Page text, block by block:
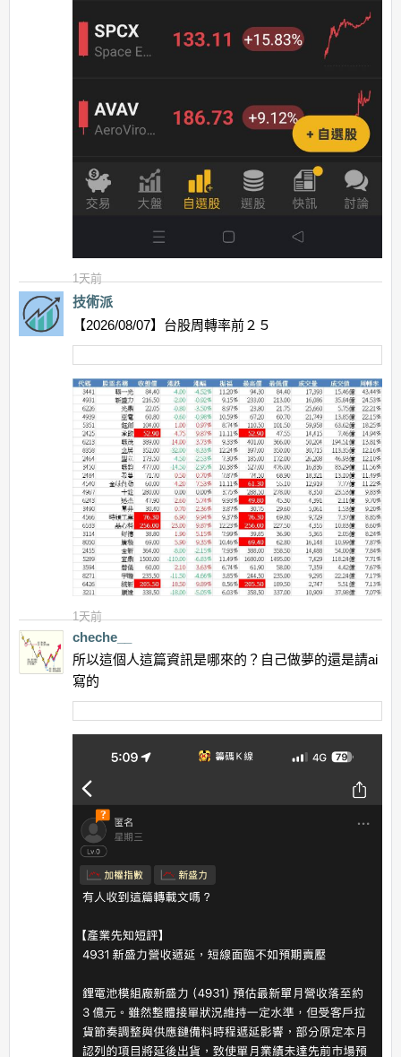
1天前
技術派
【2026/08/07】台股周轉率前２５
1天前
cheche__
所以這個人這篇資訊是哪來的？自己做夢的還是請ai
寫的